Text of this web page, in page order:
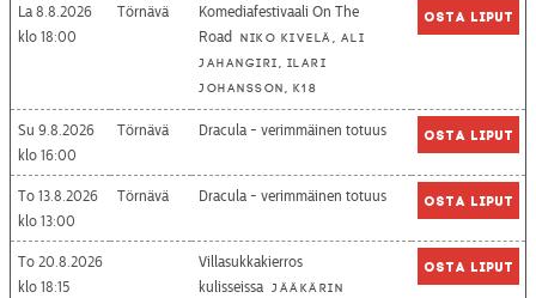
La 8.8.2026
18:00
Törnävä
Komediafestivaali On The
Road
Niko Kivelä, Ali
Jahangiri, Ilari
Johansson, K18
Osta liput
Su 9.8.2026
16:00
Törnävä Dracula - verimmäinen totuus Osta liput
To 13.8.2026
13:00
Törnävä Dracula - verimmäinen totuus Osta liput
To 20.8.2026
18:15
Villasukkakierros
kulisseissa Jääkärin
Osta liput